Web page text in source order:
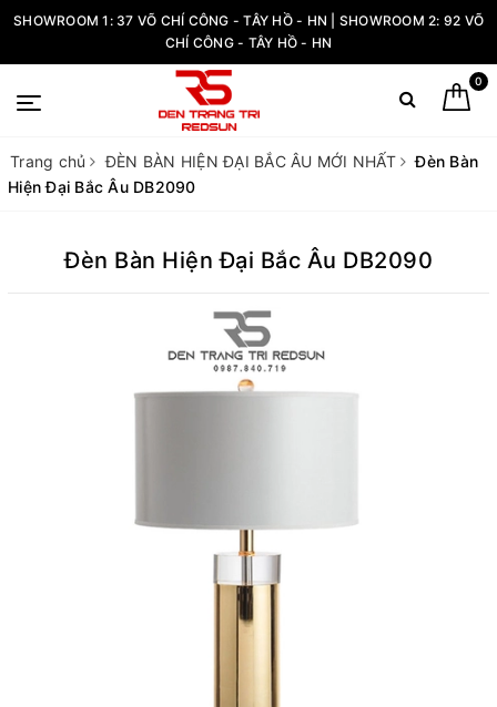
SHOWROOM 1: 37 VÕ CHÍ CÔNG - TÂY HỒ - HN | SHOWROOM 2: 92 VÕ
CHÍ CÔNG - TÂY HỒ - HN
0
Trang chủ ĐÈN BÀN HIỆN ĐẠI BẮC ÂU MỚI NHẤT
Đèn Bàn
Hiện Đại Bắc Âu DB2090
Đèn Bàn Hiện Đại Bắc Âu DB2090